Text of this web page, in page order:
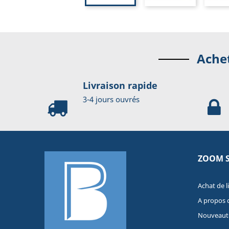
Livraison rapide
3-4 jours ouvrés
ZOOM
Achat de
A propos